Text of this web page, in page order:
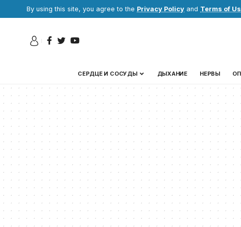
By using this site, you agree to the Privacy Policy and Terms of
СЕРДЦЕ И СОСУДЫ ДЫХАНИЕ НЕРВЫ